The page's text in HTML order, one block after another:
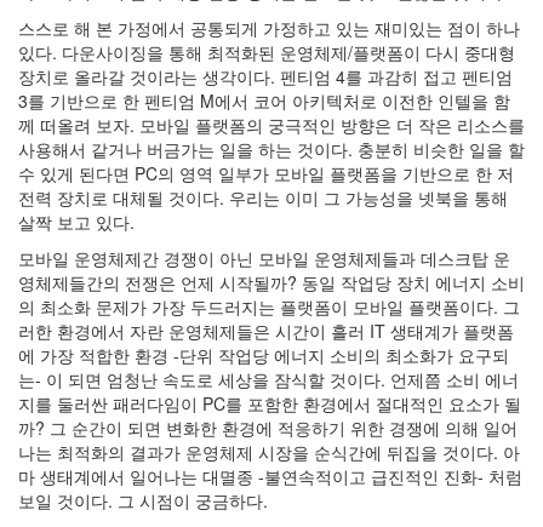
스스로 해 본 가정에서 공통되게 가정하고 있는 재미있는 점이 하나
있다. 다운사이징을 통해 최적화된 운영체제/플랫폼이 다시 중대형
장치로 올라갈 것이라는 생각이다. 펜티엄 4를 과감히 접고 펜티엄
3를 기반으로 한 펜티엄 M에서 코어 아키텍처로 이전한 인텔을 함
께 떠올려 보자. 모바일 플랫폼의 궁극적인 방향은 더 작은 리소스를
사용해서 같거나 버금가는 일을 하는 것이다. 충분히 비슷한 일을 할
수 있게 된다면 PC의 영역 일부가 모바일 플랫폼을 기반으로 한 저
전력 장치로 대체될 것이다. 우리는 이미 그 가능성을 넷북을 통해
살짝 보고 있다.
모바일 운영체제간 경쟁이 아닌 모바일 운영체제들과 데스크탑 운
영체제들간의 전쟁은 언제 시작될까? 동일 작업당 장치 에너지 소비
의 최소화 문제가 가장 두드러지는 플랫폼이 모바일 플랫폼이다. 그
러한 환경에서 자란 운영체제들은 시간이 흘러 IT 생태계가 플랫폼
에 가장 적합한 환경 -단위 작업당 에너지 소비의 최소화가 요구되
는- 이 되면 엄청난 속도로 세상을 잠식할 것이다. 언제쯤 소비 에너
지를 둘러싼 패러다임이 PC를 포함한 환경에서 절대적인 요소가 될
까? 그 순간이 되면 변화한 환경에 적응하기 위한 경쟁에 의해 일어
나는 최적화의 결과가 운영체제 시장을 순식간에 뒤집을 것이다. 아
마 생태계에서 일어나는 대멸종 -불연속적이고 급진적인 진화- 처럼
보일 것이다. 그 시점이 궁금하다.
달
(4)
채
우
기
(너
무
불
편
하
다
고
생
각
하
시...
(너
무
불
편
하
다